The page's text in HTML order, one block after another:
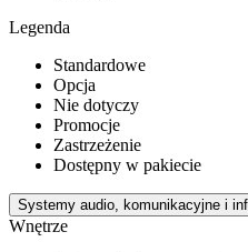
Legenda
Standardowe
Opcja
Nie dotyczy
Promocje
Zastrzeżenie
Dostępny w pakiecie
Systemy audio, komunikacyjne i
Wnętrze